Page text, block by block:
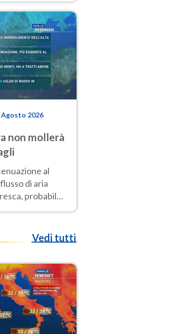
settimana di
Agosto 2026
non mollerà
al
di aria
probabile
Vedi tutti